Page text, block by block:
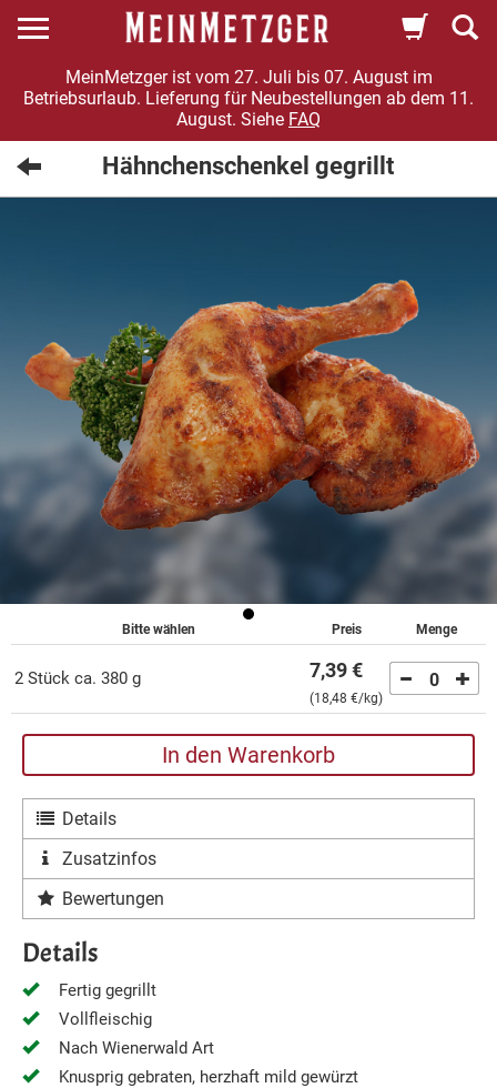
MeinMetzger ist vom 27. Juli bis 07. August im
Betriebsurlaub. Lieferung für Neubestellungen ab dem 11.
August. Siehe FAQ
Hähnchenschenkel gegrillt
Bitte wählen Preis Menge
2 Stück ca. 380 g 7,39 €
(18,48 €/kg)
0
In den Warenkorb
Details
Zusatzinfos
Bewertungen
Details
Fertig gegrillt
Vollfleischig
Nach Wienerwald Art
Knusprig gebraten, herzhaft mild gewürzt